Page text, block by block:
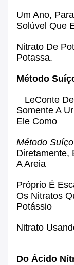
Um Ano,
Solúvel Que
Nitrato De
Potassa.
Método
LeConte
Somente A
Ele Como
Método Suíço
Diretamente,
A Areia
Próprio É
Os Nitratos
Potássio
Nitrato
Do Ácido